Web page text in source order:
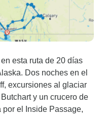
esta ruta de 20 días
Dos noches en el
excursiones al glaciar
y un crucero de
el Inside Passage,